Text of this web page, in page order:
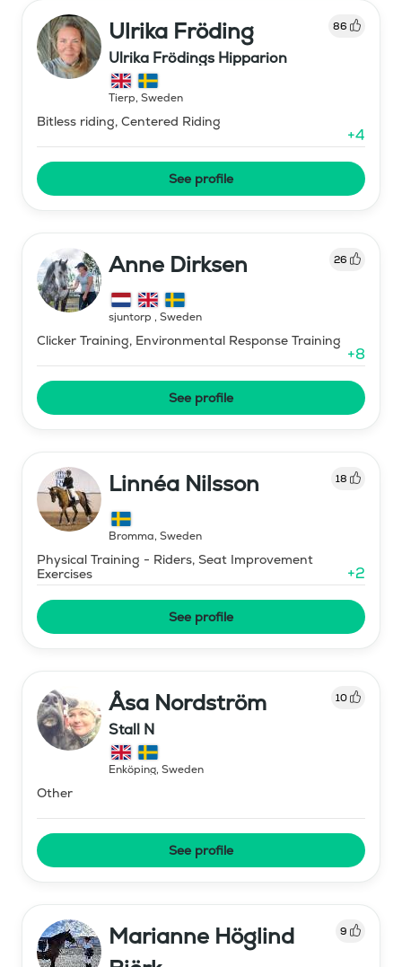
Ulrika Fröding 86
Ulrika Frödings Hipparion
Tierp, Sweden
Bitless riding, Centered Riding
+4
See profile
Anne Dirksen 26
sjuntorp , Sweden
Clicker Training, Environmental Response Training
+8
See profile
Linnéa Nilsson 18
Bromma, Sweden
Physical Training - Riders, Seat Improvement
Exercises
+2
See profile
Åsa Nordström 10
Stall N
Enköping, Sweden
Other
See profile
Marianne Höglind
9